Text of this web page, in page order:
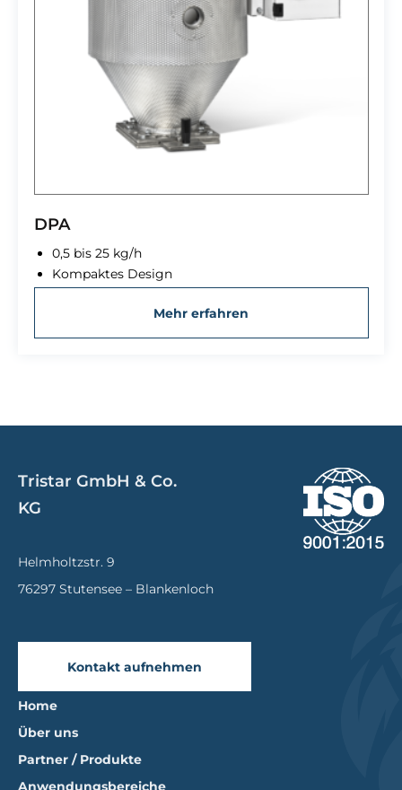
DPA
0,5 bis 25 kg/h
Kompaktes Design
Mehr erfahren
Tristar GmbH & Co.
KG
Helmholtzstr. 9
76297 Stutensee – Blankenloch
Kontakt aufnehmen
Home
Über uns
Partner / Produkte
Anwendungsbereiche